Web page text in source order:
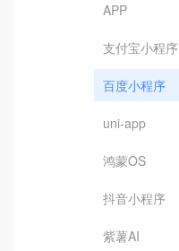
APP
支付宝小程序
百度小程序
uni-app
鸿蒙OS
抖音小程序
紫薯AI